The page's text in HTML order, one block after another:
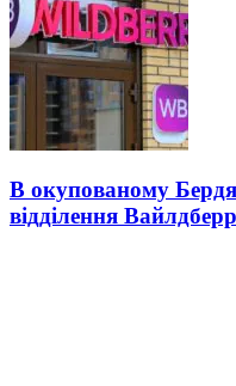
В окупованому
відділення